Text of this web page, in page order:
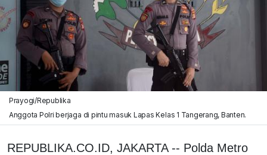
Prayogi/Republika
Anggota Polri berjaga di pintu masuk Lapas Kelas 1 Tangerang, Banten.
REPUBLIKA.CO.ID, JAKARTA -- Polda Metro